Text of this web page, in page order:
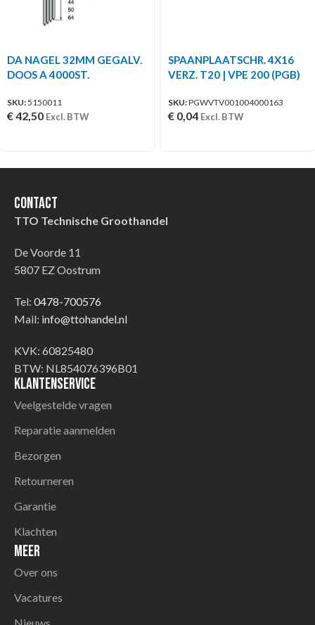
DA NAGEL 32MM GEGALV.
DOOS A 4000ST.
SKU:5150011
€42,50 Excl. BTW
SPAANPLAATSCHR. 4X16
VERZ. T20 | VPE 200 (PGB)
SKU:PGWVTV001004000163
€ 0,04 Excl. BTW
Contact
TTO Technische Groothandel
De Voorde 11
5807 EZ Oostrum
Tel: 0478-700576
Mail: info@ttohandel.nl
KVK: 60825480
BTW: NL854076396B01
Klantenservice
Veelgestelde vragen
Reparatie aanmelden
Bezorgen
Retourneren
Garantie
Klachten
Meer
Over ons
Vacatures